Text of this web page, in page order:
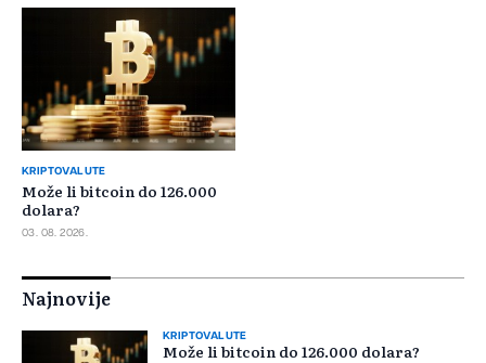
KRIPTOVALUTE
Može li bitcoin do 126.000
dolara?
03. 08. 2026.
Najnovije
KRIPTOVALUTE
Može li bitcoin do 126.000 dolara?